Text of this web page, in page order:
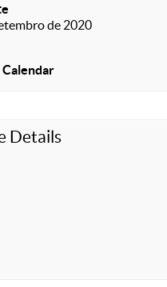
de 2020
Calendar
Details